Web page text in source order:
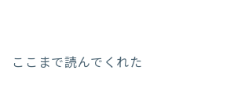
ここまで読んでくれた